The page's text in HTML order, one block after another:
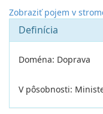
Zobraziť pojem v
Definícia
Doména: Doprava
V pôsobnosti: